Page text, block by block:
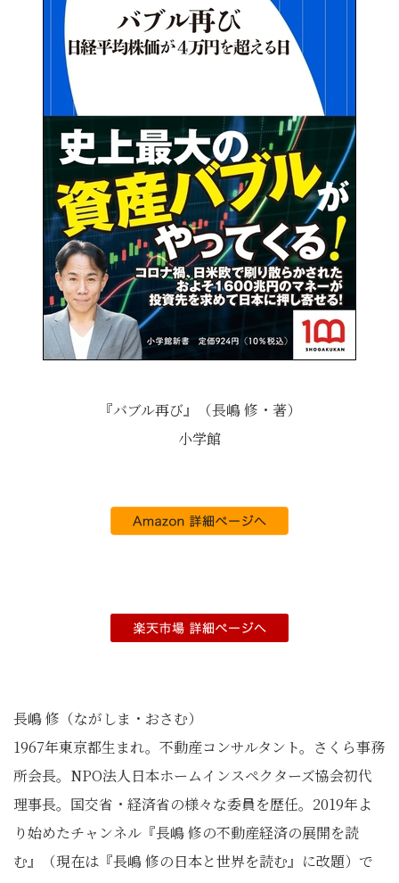
『バブル再び』（長嶋 修・著）
小学館
長嶋 修（ながしま・おさむ）
1967年東京都生まれ。不動産コンサルタント。さくら事務
所会長。NPO法人日本ホームインスペクターズ協会初代
理事長。国交省・経済省の様々な委員を歴任。2019年よ
り始めたチャンネル『長嶋 修の不動産経済の展開を読
む』（現在は『長嶋 修の日本と世界を読む』に改題）で